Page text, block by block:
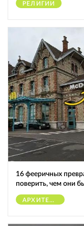
РЕЛИГИИ
16 фееричных
поверить, чем они
АРХИТЕКТУРА